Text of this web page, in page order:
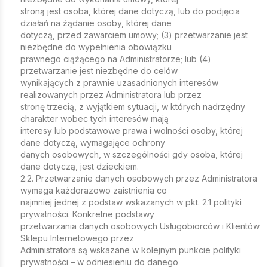
stroną jest osoba, której dane dotyczą, lub do podjęcia
działań na żądanie osoby, której dane
dotyczą, przed zawarciem umowy; (3) przetwarzanie jest
niezbędne do wypełnienia obowiązku
prawnego ciążącego na Administratorze; lub (4)
przetwarzanie jest niezbędne do celów
wynikających z prawnie uzasadnionych interesów
realizowanych przez Administratora lub przez
stronę trzecią, z wyjątkiem sytuacji, w których nadrzędny
charakter wobec tych interesów mają
interesy lub podstawowe prawa i wolności osoby, której
dane dotyczą, wymagające ochrony
danych osobowych, w szczególności gdy osoba, której
dane dotyczą, jest dzieckiem.
2.2. Przetwarzanie danych osobowych przez Administratora
wymaga każdorazowo zaistnienia co
najmniej jednej z podstaw wskazanych w pkt. 2.1 polityki
prywatności. Konkretne podstawy
przetwarzania danych osobowych Usługobiorców i Klientów
Sklepu Internetowego przez
Administratora są wskazane w kolejnym punkcie polityki
prywatności – w odniesieniu do danego